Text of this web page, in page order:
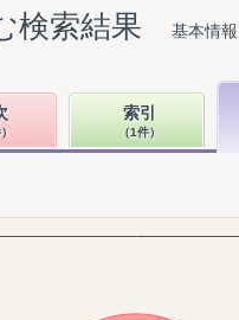
検索結果 基本情
索引
（1件）